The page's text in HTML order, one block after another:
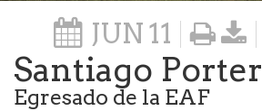
JUN11
Santiago Porter
Egresado de la EAF